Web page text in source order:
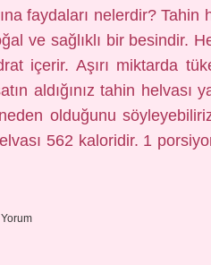
faydaları nelerdir?
ve sağlıklı bir besindir.
içerir. Aşırı miktarda
aldığınız tahin helvası
neden olduğunu
562 kaloridir. 1